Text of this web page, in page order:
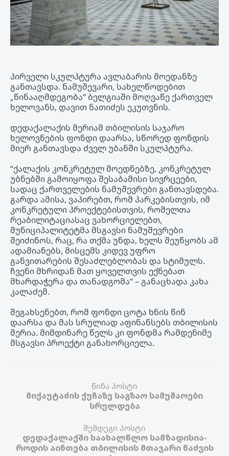
პირველი სკულპტურა ავლაბარის მოედანზე
განთავსდა. ნამუშევარი, სახელწოდებით
„წინააღმდეგობა“ ბელგიაში მოღვაწე ქართველ
ხელოვანს, დავით ნათიძეს ეკუთვნის.
დედაქალაქის მერიამ თბილისის საჯარო
ხელოვნების ფონდი დაარსა, სწორედ ფონდის
მიერ განთავსდა ძველ უბანში სკულპტურა.
“ქალაქის კონკრეტულ მოედნებზე, კონკრეტულ
უბნებში გამოიყოფა შესაბამისი სივრცეები,
სადაც ქართველების ნამუშევრები განთავსდება.
გარდა ამისა, ვაპირებთ, რომ პარკებისთვის, იმ
კონკრეტული პროექტებისთვის, რომელთა
რეაბილიტაციასაც ვახორციელებთ,
მუნიციპალიტეტმა მსგავსი ნამუშევრები
შეიძინოს, რაც, რა თქმა უნდა, ხელს შეუწყობს ამ
ადამიანებს, მისცემს კიდევ უფრო
განვითარების შესაძლებლობას და სტიმულს.
ჩვენი მხრიდან მათ ყოველთვის ექნებათ
მხარდაჭერა და თანადგომა“ – განაცხადა კახა
კალაძემ.
შეგახსენებთ, რომ ფონდი ცოტა ხნის წინ
დაარსა და მას სრულიად აფინანსებს თბილისის
მერია. მიმდინარე წელს კი ფონდმა რამდენიმე
მსგავსი პროექტი განახორციელა.
წინა პოსტი
მიქაუტაძის ქუჩაზე საგზაო სამუშაოები
სრულდება
შემდეგი პოსტი
დედაქალაქში საახალწლო სამზადისია-
როდის აინთება თბილისის მთავარი ნაძვის